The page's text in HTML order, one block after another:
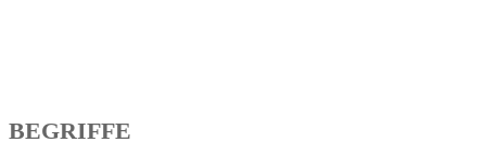
BEGRIFFE